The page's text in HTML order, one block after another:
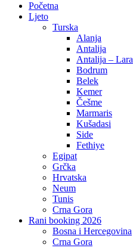
Početna
Ljeto
Turska
Alanja
Antalija
Antalija – Lara
Bodrum
Belek
Kemer
Češme
Marmaris
Kušadasi
Side
Fethiye
Egipat
Grčka
Hrvatska
Neum
Tunis
Crna Gora
Rani booking 2026
Bosna i Hercegovina
Crna Gora